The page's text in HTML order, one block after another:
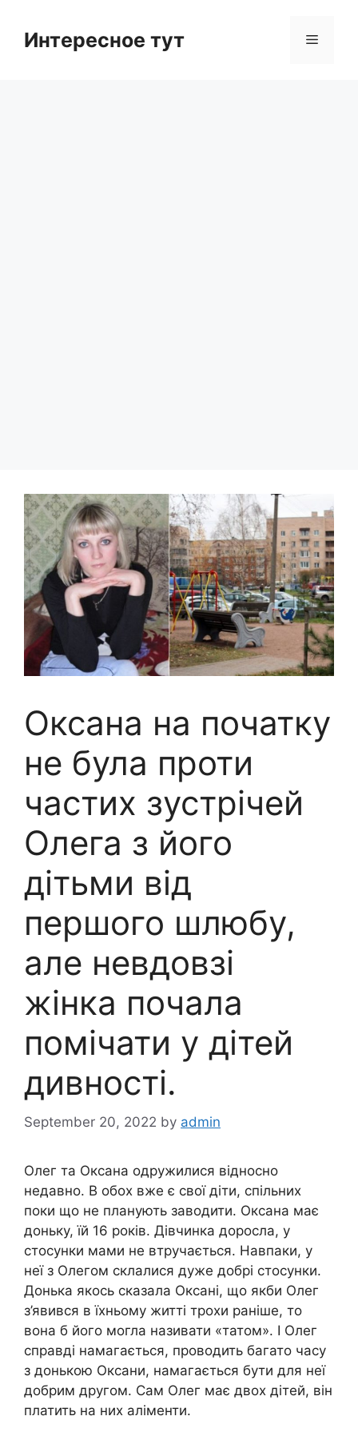
contentИнтересное тут Menu
Оксана на початку
не була проти
частих зустрічей
Олега з його
дітьми від
першого шлюбу,
але невдовзі
жінка почала
помічати у дітей
дивності.
September 20, 2022 by admin
Олег та Оксана одружилися відносно
недавно. В обох вже є свої діти, спільних
поки що не планують заводити. Оксана має
доньку, їй 16 років. Дівчинка доросла, у
стосунки мами не втручається. Навпаки, у
неї з Олегом склалися дуже добрі стосунки.
Донька якось сказала Оксані, що якби Олег
з’явився в їхньому житті трохи раніше, то
вона б його могла називати «татом». І Олег
справді намагається, проводить багато часу
з донькою Оксани, намагається бути для неї
добрим другом. Сам Олег має двох дітей, він
платить на них аліменти.